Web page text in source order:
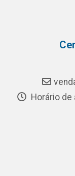
Horário de